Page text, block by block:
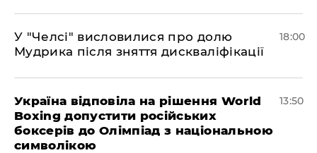
У "Челсі" висловилися про долю
Мудрика після зняття дискваліфікації
18:00
Україна відповіла на рішення World
Boxing допустити російських
боксерів до Олімпіад з національною
символікою
13:50